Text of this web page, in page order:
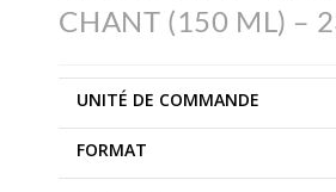
CHANT (150 ML) –
UNITÉ DE COMMANDE
FORMAT